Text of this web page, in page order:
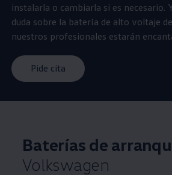
instalarla o cambiarla si es necesario.
duda sobre la batería de alto voltaje
nuestros profesionales estarán
Pide cita
Baterías de
Volkswagen